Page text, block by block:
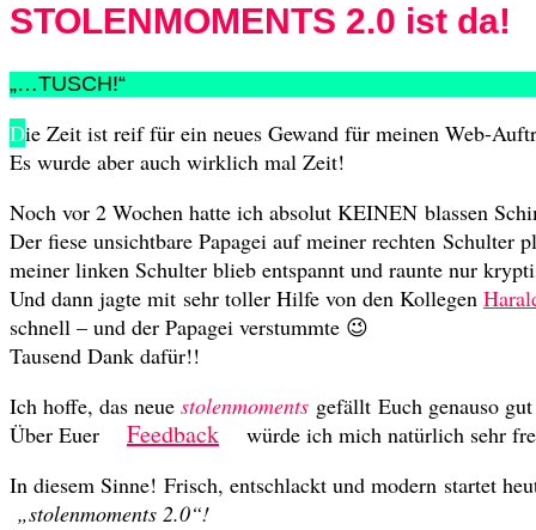
STOLENMOMENTS 2.0 ist da!
„…TUSCH!“
Die Zeit ist reif für ein neues Gewand für meinen Web-
Es wurde aber auch wirklich mal Zeit!
Noch vor 2 Wochen hatte ich absolut KEINEN blassen
Der fiese unsichtbare Papagei auf meiner rechten Schulter
meiner linken Schulter blieb entspannt und raunte nur
Und dann jagte mit sehr toller Hilfe von den Kollegen
schnell – und der Papagei verstummte 😉
Tausend Dank dafür!!
Ich hoffe, das neue stolenmoments gefällt Euch genauso
Über Euer
Feedback
würde ich mich natürlich sehr
In diesem Sinne! Frisch, entschlackt und modern startet
„stolenmoments 2.0“!